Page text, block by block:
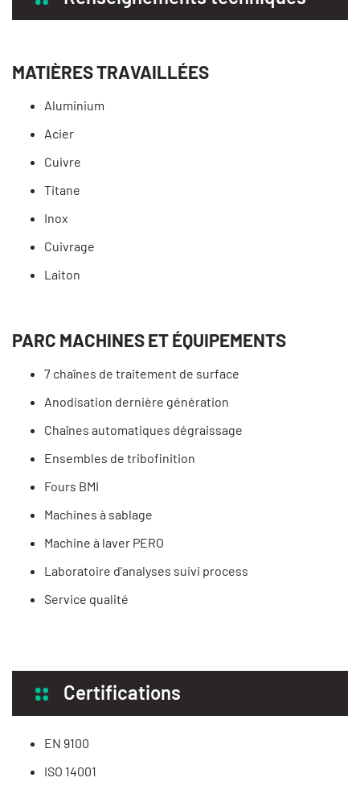
MATIÈRES TRAVAILLÉES
Aluminium
Acier
Cuivre
Titane
Inox
Cuivrage
Laiton
PARC MACHINES ET ÉQUIPEMENTS
7 chaînes de traitement de surface
Anodisation dernière génération
Chaînes automatiques dégraissage
Ensembles de tribofinition
Fours BMI
Machines à sablage
Machine à laver PERO
Laboratoire d'analyses suivi process
Service qualité
Certifications
EN 9100
ISO 14001